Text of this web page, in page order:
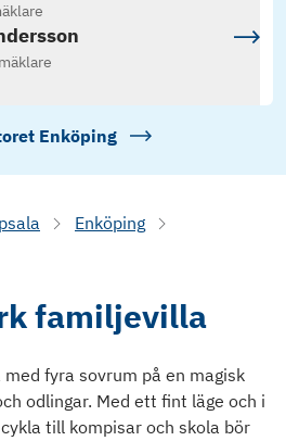
Enköping
Enköping
familjevilla
fyra sovrum på en magisk
odlingar. Med ett fint läge och i
till kompisar och skola bör